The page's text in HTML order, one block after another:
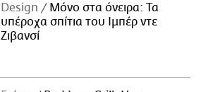
Design
Μόνο στα όνειρα: Τα
υπέροχα σπίτια του Ιμπέρ ντε
Ζιβανσί